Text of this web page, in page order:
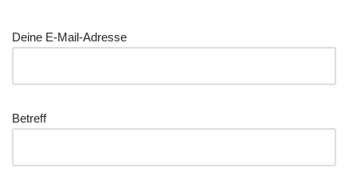
Deine E-Mail-Adresse
Betreff